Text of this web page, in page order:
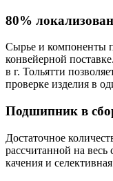
80%
Сырье и компоненты
конвейерной
в г. Тольятти
проверке изделия в
Подшипник в
Достаточное
рассчитанной на весь
качения и